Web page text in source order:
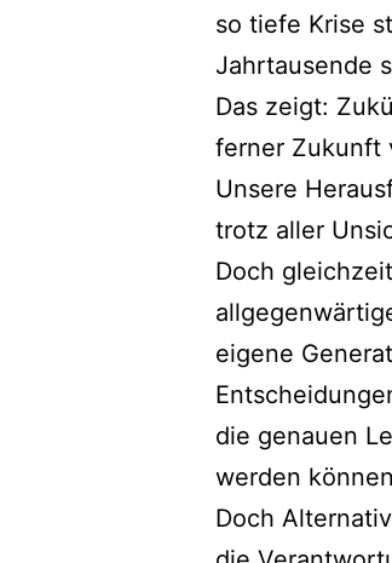
so tiefe Krise
Jahrtausende
Das zeigt:
ferner Zukunft
Unsere
trotz aller
Doch
eigene
die genauen
werden
Doch